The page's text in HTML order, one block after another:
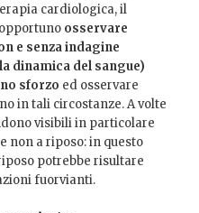
cardiologica, il
osservare
e senza indagine
dinamica del sangue)
sforzo ed osservare
in tali circostanze. A volte
visibili in particolare
non a riposo: in questo
potrebbe risultare
fuorvianti.